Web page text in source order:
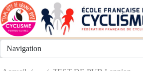
Panneau de gestion des cookies